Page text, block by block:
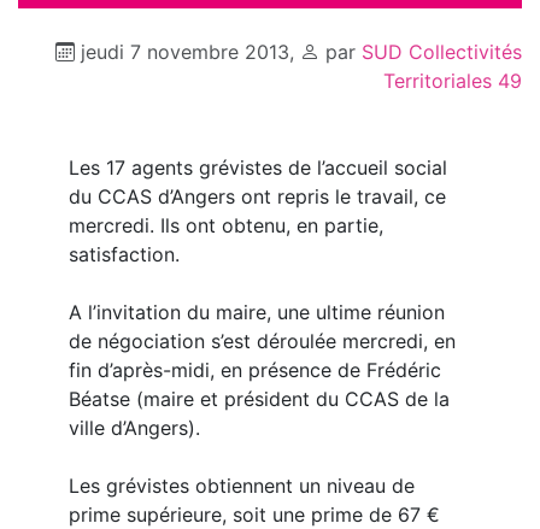
jeudi 7 novembre 2013, par SUD Collectivités
Territoriales 49
Les 17 agents grévistes de l’accueil social
du CCAS d’Angers ont repris le travail, ce
mercredi. Ils ont obtenu, en partie,
satisfaction.
A l’invitation du maire, une ultime réunion
de négociation s’est déroulée mercredi, en
fin d’après-midi, en présence de Frédéric
Béatse (maire et président du CCAS de la
ville d’Angers).
Les grévistes obtiennent un niveau de
prime supérieure, soit une prime de 67 €